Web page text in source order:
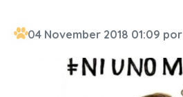
04 November 2018 01:09 por